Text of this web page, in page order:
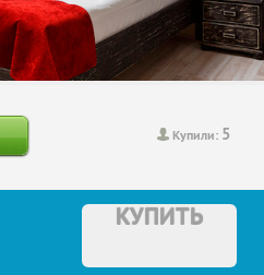
Купили: 5
КУПИТЬ